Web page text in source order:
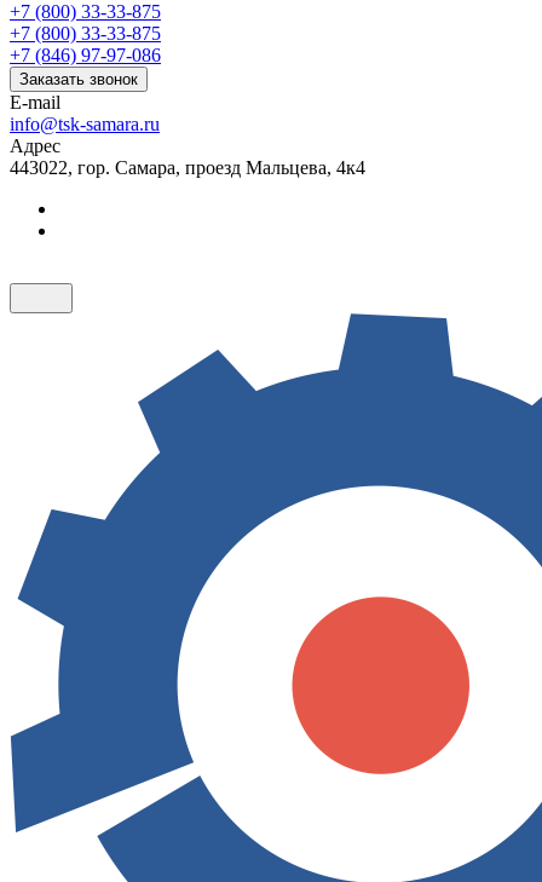
+7 (800) 33-33-875
+7 (800) 33-33-875
+7 (846) 97-97-086
Заказать звонок
E-mail
info@tsk-samara.ru
Адрес
443022, гор. Самара, проезд Мальцева, 4к4